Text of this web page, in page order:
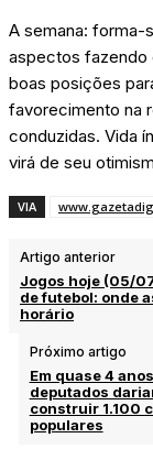
A semana: forma-
aspectos fazendo
boas posições
favorecimento na
conduzidas. Vida
virá de seu
VIA
Artigo anterior
Jogos hoje (05/
de futebol: onde
horário
Próximo artigo
Em quase 4
deputados
construir 1.100
populares